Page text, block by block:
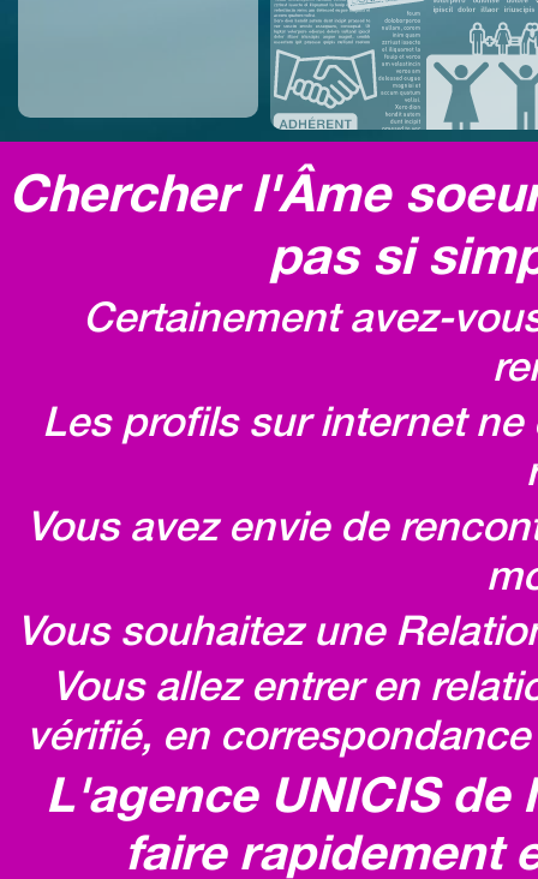
Chercher l'Âme
pas si
Certainement avez-
Les profils sur internet
Vous avez envie de
Vous souhaitez une
Vous allez entrer en
vérifié, en
L'agence UNICIS
faire rapidement